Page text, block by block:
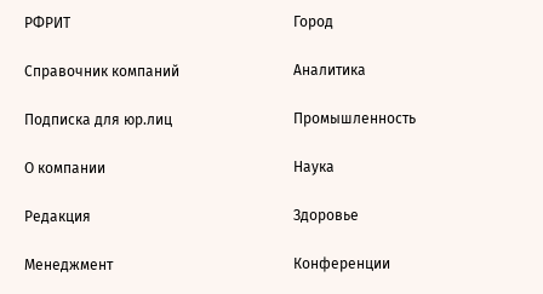
РФРИТ
Справочник компаний
Подписка для юр.лиц
О компании
Редакция
Менеджмент
Город
Аналитика
Промышленность
Наука
Здоровье
Конференции